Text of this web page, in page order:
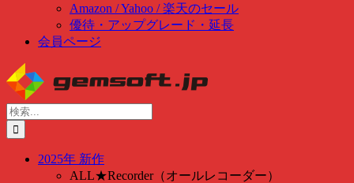
Amazon / Yahoo / 楽天のセール
優待・アップグレード・延長
会員ページ
Skip
to
content
検
索
…
2025年 新作
ALL★Recorder（オールレコーダー）